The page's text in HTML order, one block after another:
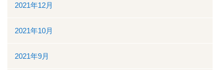
2021年12月
2021年10月
2021年9月